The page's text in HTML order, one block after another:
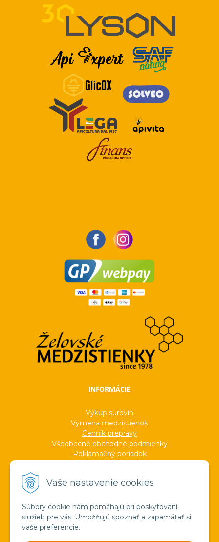
Vaše nastavenie cookies
Súbory cookie nám pomáhajú pri poskytovaní
služieb pre vás. Umožňujú spoznať a zapamätať si
vaše preferencie.
INFORMÁCIE
Výkup surovín
Výmena medzistienok
Cenník prepravy
Všeobecné obchodné podmienky
Reklamačný poriadok
Formuláre
Ocenenia
Veľkoobchod
Verejné obstarávanie